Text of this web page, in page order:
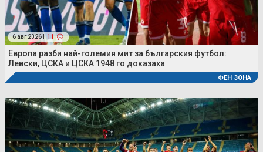
6 авг 2026 | 11
Европа разби най-големия мит за българския футбол:
Левски, ЦСКА и ЦСКА 1948 го доказаха
ФЕН ЗОНА